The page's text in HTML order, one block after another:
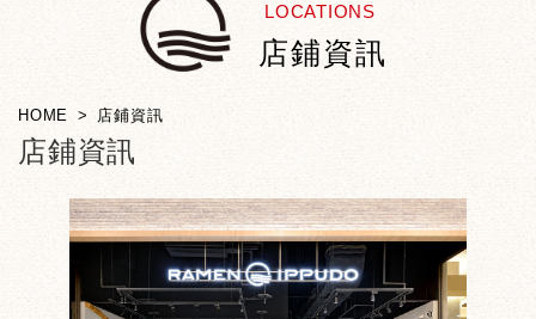
LOCATIONS
店鋪資訊
HOME 店鋪資訊
店鋪資訊